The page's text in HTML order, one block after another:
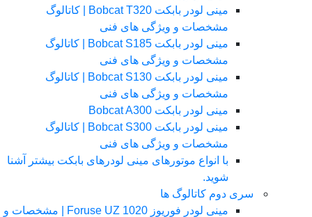
مینی لودر بابکت Bobcat T320 | کاتالوگ
مشخصات و ویژگی های فنی
مینی لودر بابکت Bobcat S185 | کاتالوگ
مشخصات و ویژگی های فنی
مینی لودر بابکت Bobcat S130 | کاتالوگ
مشخصات و ویژگی های فنی
مینی لودر بابکت Bobcat A300
مینی لودر بابکت Bobcat S300 | کاتالوگ
مشخصات و ویژگی های فنی
با انواع موتورهای مینی لودرهای بابکت بیشتر آشنا
شوید.
سری دوم کاتالوگ ها
مینی لودر فوریوز Foruse UZ 1020 | مشخصات و